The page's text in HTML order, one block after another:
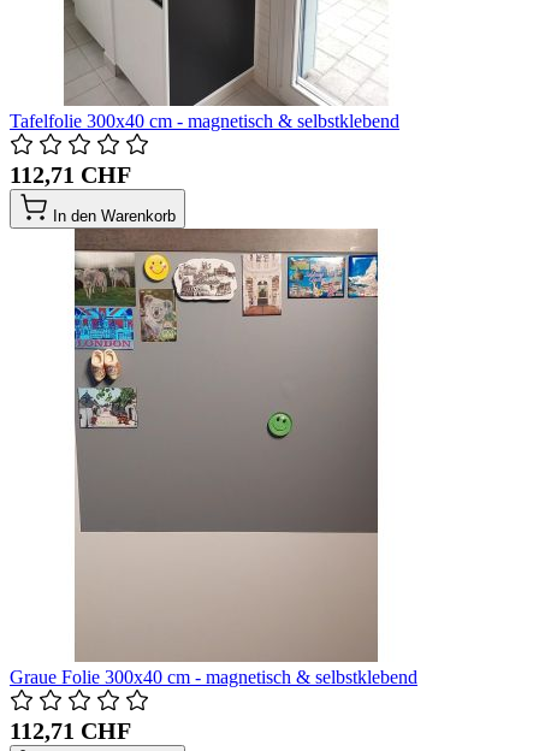
Tafelfolie 300x40 cm - magnetisch & selbstklebend
112,71 CHF
In den Warenkorb
Graue Folie 300x40 cm - magnetisch & selbstklebend
112,71 CHF